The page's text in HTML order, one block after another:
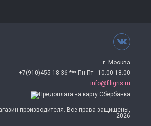
г. Москва
+7(910)455-18-36 *** Пн-Пт - 10.00-18.00
info@filigris.ru
производителя. Все права защищены,
2026